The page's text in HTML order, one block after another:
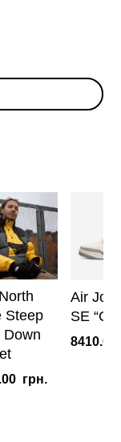
Steep
Down
грн.
Air
SE
8410.00